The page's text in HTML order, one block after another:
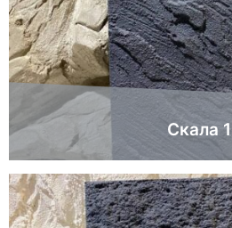
Скала 1